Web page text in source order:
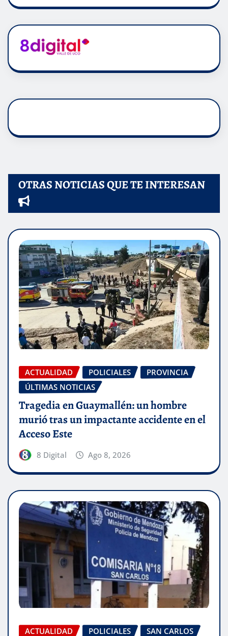
OTRAS NOTICIAS QUE TE INTERESAN
ACTUALIDAD POLICIALES
PROVINCIA
ÚLTIMAS NOTICIAS
Tragedia en Guaymallén: un hombre
murió tras un impactante accidente en el
Acceso Este
8 Digital Ago 8, 2026
ACTUALIDAD POLICIALES SAN CARLOS